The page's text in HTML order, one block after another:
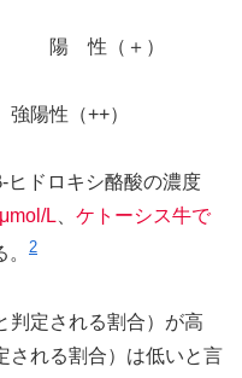
＋）
）
ドロキシ酪酸の濃度
L
ケトーシス牛で
2
定される割合）が高
される割合）は低いと言